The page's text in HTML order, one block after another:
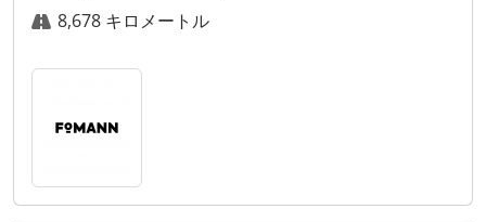
8,678 キロメートル